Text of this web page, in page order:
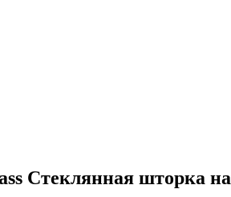
Стеклянная шторка